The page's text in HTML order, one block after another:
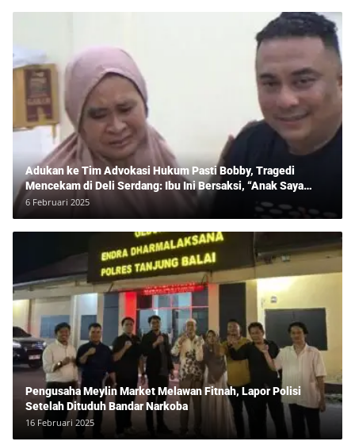
Adukan ke Tim Advokasi Hukum Pasti Bobby, Tragedi
Mencekam di Deli Serdang: Ibu Ini Bersaksi, “Anak Saya
Ditangkap Tanpa Bukti dan Bukan Bandar Narkoba!”
6 Februari 2025
Pengusaha Meylin Market Melawan Fitnah, Lapor Polisi
Setelah Dituduh Bandar Narkoba
16 Februari 2025